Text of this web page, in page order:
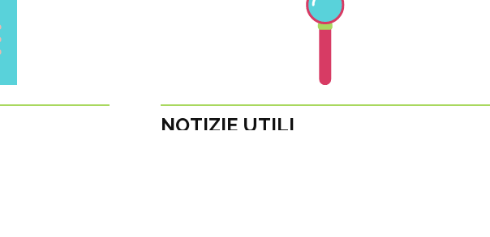
NOTIZIE UTILI